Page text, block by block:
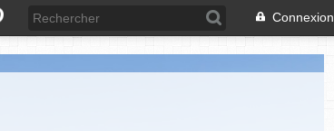
Connexion